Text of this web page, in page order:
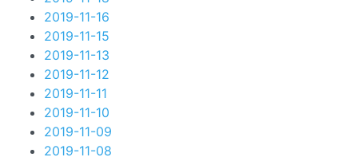
2019-11-16
2019-11-15
2019-11-13
2019-11-12
2019-11-11
2019-11-10
2019-11-09
2019-11-08